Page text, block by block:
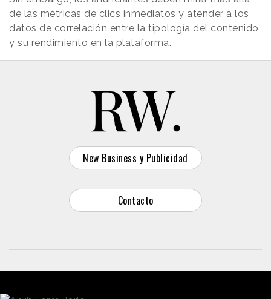
de las métricas de clics inmediatos y atender a los
datos de correlación entre la tipología del contenido
y su rendimiento en la plataforma.
New Business y Publicidad
Contacto
© 2026 Reason Why
Dirección: Calle Antonio Pirala 29. Madrid, 28017